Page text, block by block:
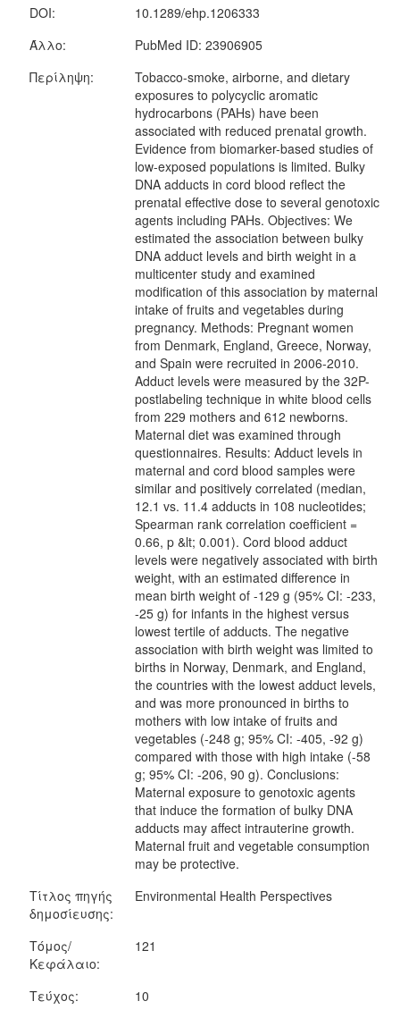
DOI:
10.1289/ehp.1206333
Άλλο:
PubMed ID: 23906905
Περίληψη:
Tobacco-smoke, airborne, and dietary
exposures to polycyclic aromatic
hydrocarbons (PAHs) have been
associated with reduced prenatal growth.
Evidence from biomarker-based studies of
low-exposed populations is limited. Bulky
DNA adducts in cord blood reflect the
prenatal effective dose to several genotoxic
agents including PAHs. Objectives: We
estimated the association between bulky
DNA adduct levels and birth weight in a
multicenter study and examined
modification of this association by maternal
intake of fruits and vegetables during
pregnancy. Methods: Pregnant women
from Denmark, England, Greece, Norway,
and Spain were recruited in 2006-2010.
Adduct levels were measured by the 32P-
postlabeling technique in white blood cells
from 229 mothers and 612 newborns.
Maternal diet was examined through
questionnaires. Results: Adduct levels in
maternal and cord blood samples were
similar and positively correlated (median,
12.1 vs. 11.4 adducts in 108 nucleotides;
Spearman rank correlation coefficient =
0.66, p &lt; 0.001). Cord blood adduct
levels were negatively associated with birth
weight, with an estimated difference in
mean birth weight of -129 g (95% CI: -233,
-25 g) for infants in the highest versus
lowest tertile of adducts. The negative
association with birth weight was limited to
births in Norway, Denmark, and England,
the countries with the lowest adduct levels,
and was more pronounced in births to
mothers with low intake of fruits and
vegetables (-248 g; 95% CI: -405, -92 g)
compared with those with high intake (-58
g; 95% CI: -206, 90 g). Conclusions:
Maternal exposure to genotoxic agents
that induce the formation of bulky DNA
adducts may affect intrauterine growth.
Maternal fruit and vegetable consumption
may be protective.
Τίτλος πηγής
δημοσίευσης:
Environmental Health Perspectives
Τόμος/
Κεφάλαιο:
121
Τεύχος:
10